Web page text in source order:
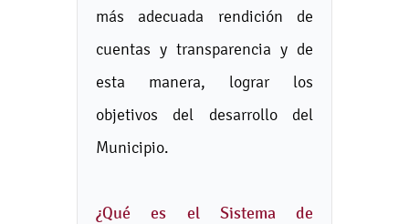
más adecuada rendición de
cuentas y transparencia y de
esta manera, lograr los
objetivos del desarrollo del
Municipio.
¿Qué es el Sistema de